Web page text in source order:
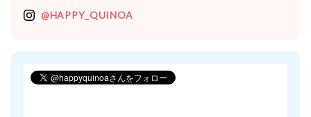
@HAPPY_QUINOA